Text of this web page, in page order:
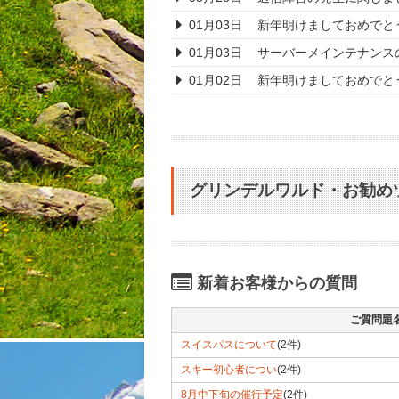
01月03日
新年明けましておめでと
01月03日
サーバーメインテナンス
01月02日
新年明けましておめでと
グリンデルワルド・お勧め
新着お客様からの質問
ご質問題
スイスパスについて(2件)
スキー初心者につい(2件)
8月中下旬の催行予定(2件)